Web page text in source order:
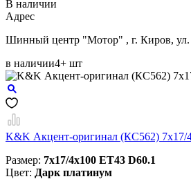
В наличии
Aдрес
Шинный центр "Мотор" , г. Киров, ул.
в наличии4+ шт
K&K Акцент-оригинал (КС562) 7x17/
Размер: 7x17/4x100 ET43 D60.1
Цвет: Дарк платинум